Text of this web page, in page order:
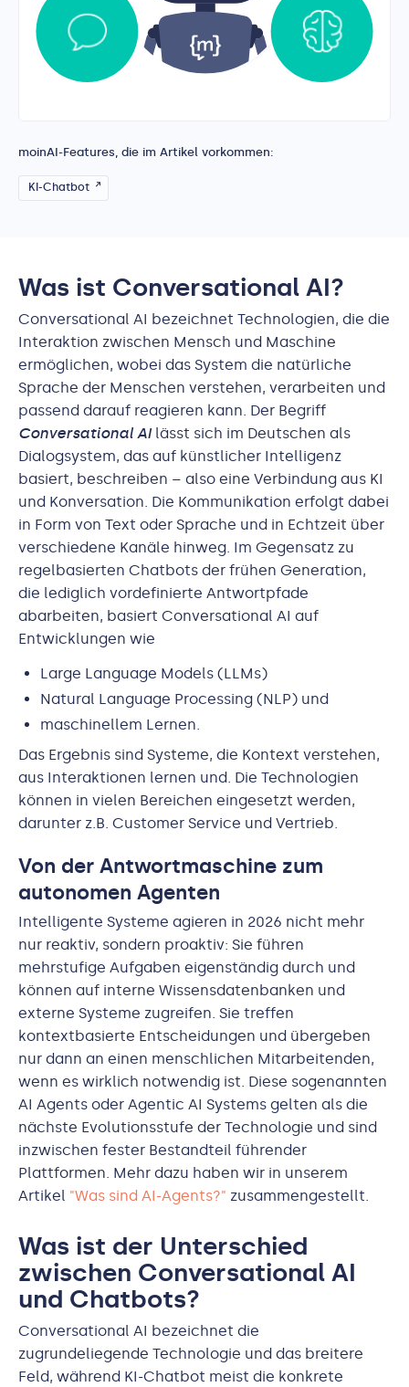
moinAI-Features, die im Artikel vorkommen:
KI-Chatbot
Was ist Conversational AI?
Conversational AI bezeichnet Technologien, die die
Interaktion zwischen Mensch und Maschine
ermöglichen, wobei das System die natürliche
Sprache der Menschen verstehen, verarbeiten und
passend darauf reagieren kann. Der Begriff
Conversational AI lässt sich im Deutschen als
Dialogsystem, das auf künstlicher Intelligenz
basiert, beschreiben – also eine Verbindung aus KI
und Konversation. Die Kommunikation erfolgt dabei
in Form von Text oder Sprache und in Echtzeit über
verschiedene Kanäle hinweg. Im Gegensatz zu
regelbasierten Chatbots der frühen Generation,
die lediglich vordefinierte Antwortpfade
abarbeiten, basiert Conversational AI auf
Entwicklungen wie
Large Language Models (LLMs)
Natural Language Processing (NLP) und
maschinellem Lernen.
Das Ergebnis sind Systeme, die Kontext verstehen,
aus Interaktionen lernen und. Die Technologien
können in vielen Bereichen eingesetzt werden,
darunter z.B. Customer Service und Vertrieb.
Von der Antwortmaschine zum
autonomen Agenten
Intelligente Systeme agieren in 2026 nicht mehr
nur reaktiv, sondern proaktiv: Sie führen
mehrstufige Aufgaben eigenständig durch und
können auf interne Wissensdatenbanken und
externe Systeme zugreifen. Sie treffen
kontextbasierte Entscheidungen und übergeben
nur dann an einen menschlichen Mitarbeitenden,
wenn es wirklich notwendig ist. Diese sogenannten
AI Agents oder Agentic AI Systems gelten als die
nächste Evolutionsstufe der Technologie und sind
inzwischen fester Bestandteil führender
Plattformen. Mehr dazu haben wir in unserem
Artikel "Was sind AI-Agents?" zusammengestellt.
Was ist der Unterschied
zwischen Conversational AI
und Chatbots?
Conversational AI bezeichnet die
zugrundeliegende Technologie und das breitere
Feld, während KI-Chatbot meist die konkrete